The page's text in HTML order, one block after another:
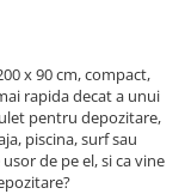
x 90 cm, compact,
rapida decat a unui
pentru depozitare,
piscina, surf sau
de pe el, si ca vine